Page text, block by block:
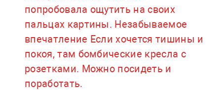
попробовала ощутить на своих
пальцах картины. Незабываемое
впечатление Если хочется тишины и
покоя, там бомбические кресла с
розетками. Можно посидеть и
поработать.